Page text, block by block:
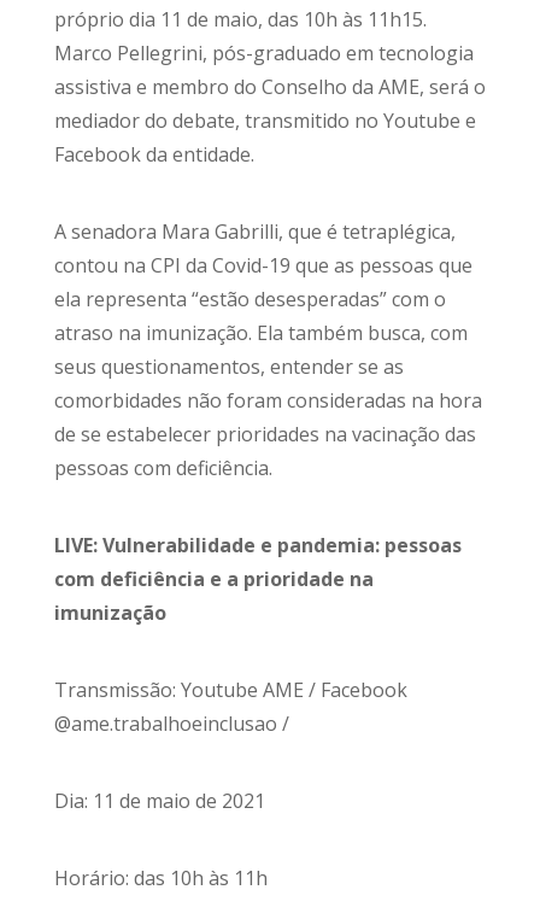
próprio dia 11 de maio, das 10h às 11h15.
Marco Pellegrini, pós-graduado em tecnologia
assistiva e membro do Conselho da AME, será o
mediador do debate, transmitido no Youtube e
Facebook da entidade.
A senadora Mara Gabrilli, que é tetraplégica,
contou na CPI da Covid-19 que as pessoas que
ela representa “estão desesperadas” com o
atraso na imunização. Ela também busca, com
seus questionamentos, entender se as
comorbidades não foram consideradas na hora
de se estabelecer prioridades na vacinação das
pessoas com deficiência.
LIVE: Vulnerabilidade e pandemia: pessoas
com deficiência e a prioridade na
imunização
Transmissão: Youtube AME / Facebook
@ame.trabalhoeinclusao /
Dia: 11 de maio de 2021
Horário: das 10h às 11h